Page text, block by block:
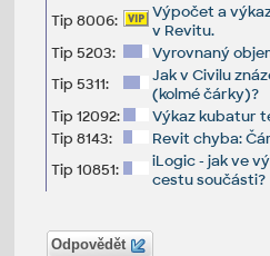
Tip 8006:
Výpočet a
v Revitu.
Tip 5203:
Vyrovnaný
Tip 5311:
Jak v Civilu
(kolmé čárky)?
Tip 12092:
Výkaz kubatur
Tip 8143:
Revit chyba:
Tip 10851:
iLogic - jak ve
cestu součásti?
Odpovědět